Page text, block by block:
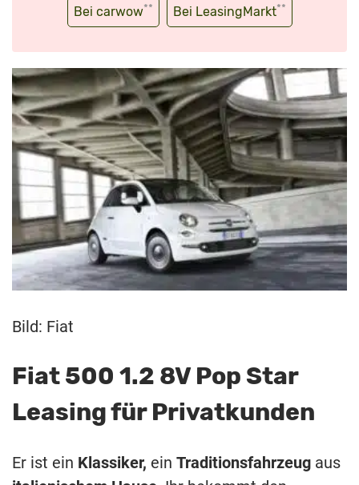
Bei carwow** Bei LeasingMarkt**
Bild: Fiat
Fiat 500 1.2 8V Pop Star
Leasing für Privatkunden
Er ist ein Klassiker, ein Traditionsfahrzeug aus